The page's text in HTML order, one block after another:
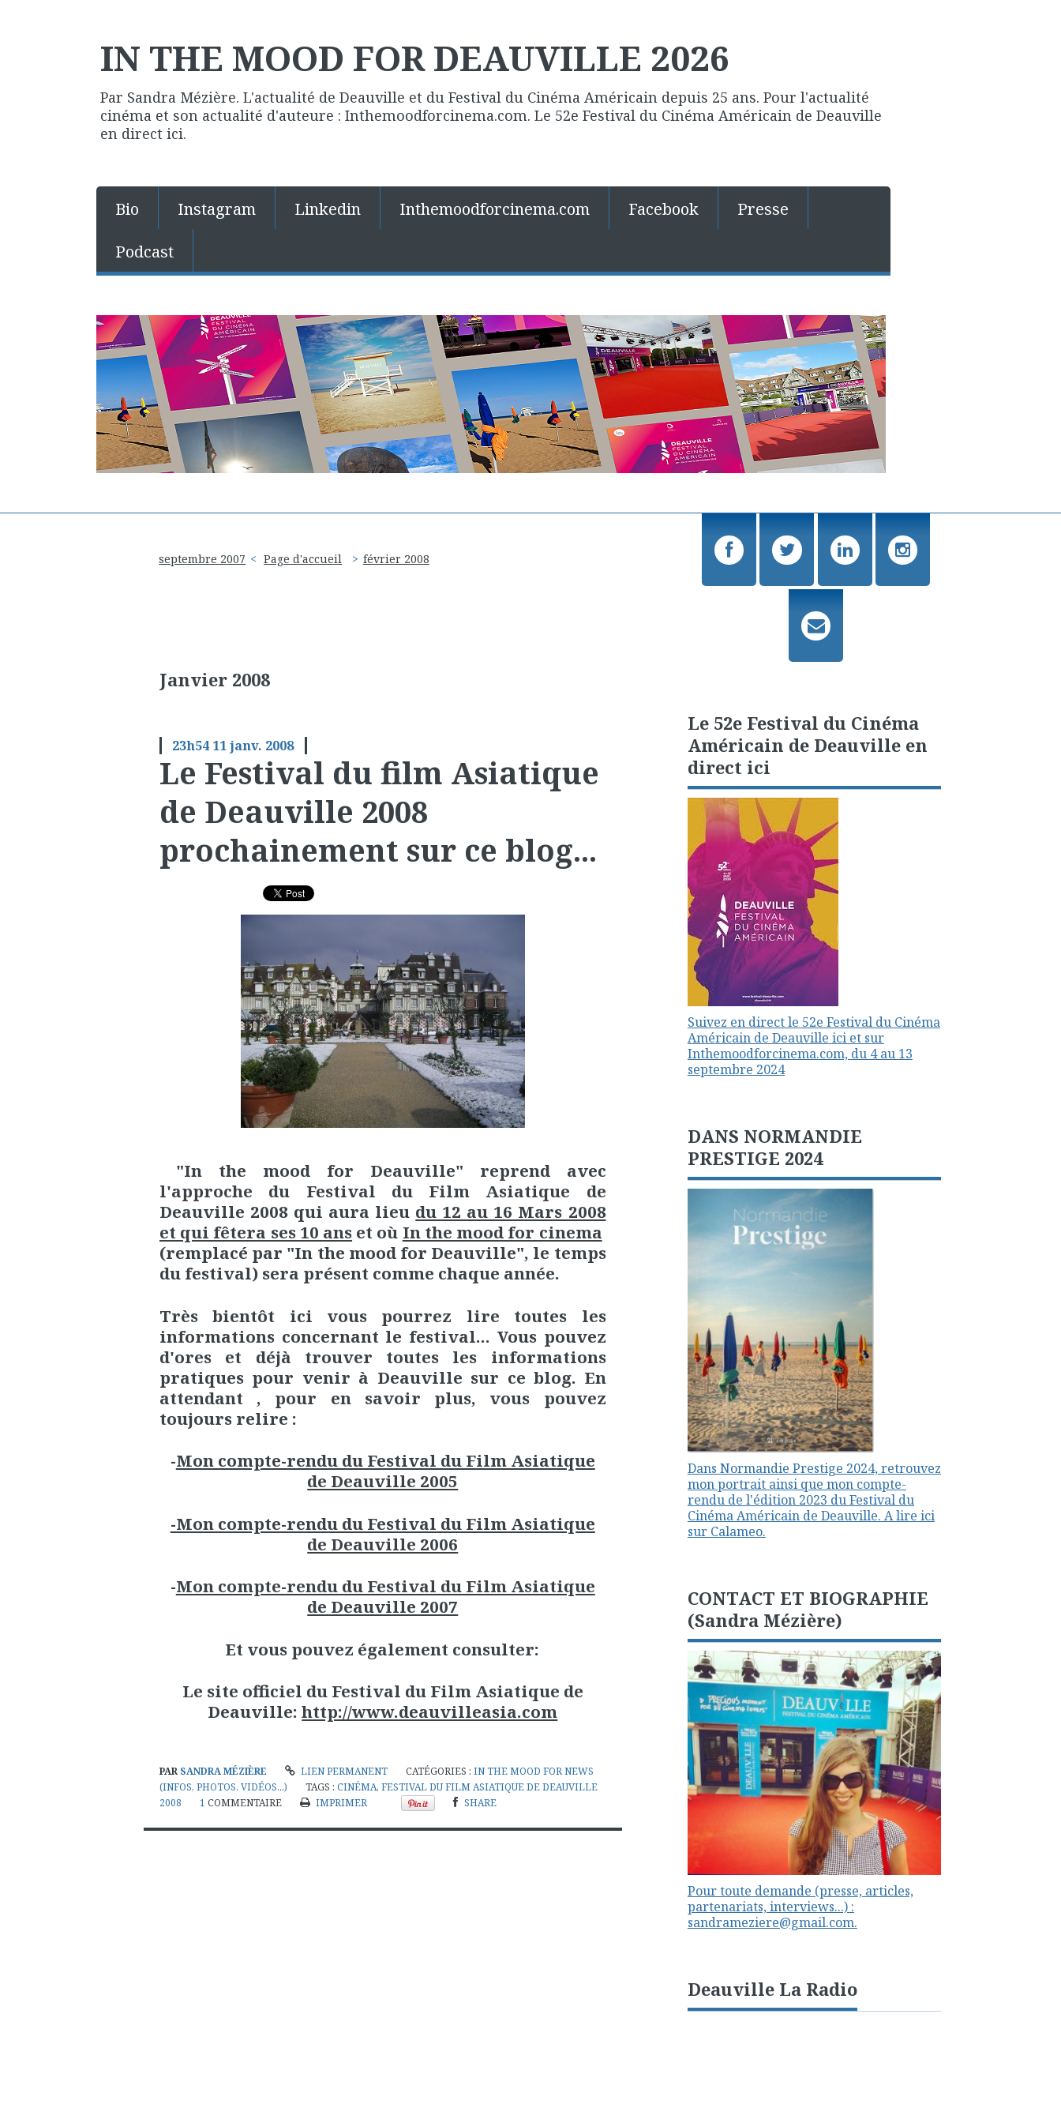
IN THE MOOD FOR DEAUVILLE 2026
Par Sandra Mézière. L'actualité de Deauville et du Festival du Cinéma Américain depuis 25 ans. Pour l'actualité
cinéma et son actualité d'auteure : Inthemoodforcinema.com. Le 52e Festival du Cinéma Américain de Deauville
en direct ici.
Bio Instagram Linkedin Inthemoodforcinema.com Facebook
Presse
Podcast
septembre 2007 Page d'accueil février 2008
Janvier 2008
23h54 11janv. 2008
Le Festival du film Asiatique
de Deauville 2008
prochainement sur ce blog...
"In the mood for Deauville" reprend avec
l'approche du Festival du Film Asiatique de
Deauville 2008 qui aura lieu du 12 au 16 Mars 2008
et qui fêtera ses 10 ans et où In the mood for cinema
(remplacé par "In the mood for Deauville", le temps
du festival) sera présent comme chaque année.
Très bientôt ici vous pourrez lire toutes les
informations concernant le festival... Vous pouvez
d'ores et déjà trouver toutes les informations
pratiques pour venir à Deauville sur ce blog. En
attendant , pour en savoir plus, vous pouvez
toujours relire :
-Mon compte-rendu du Festival du Film Asiatique
de Deauville 2005
-Mon compte-rendu du Festival du Film Asiatique
de Deauville 2006
-Mon compte-rendu du Festival du Film Asiatique
de Deauville 2007
Et vous pouvez également consulter:
Le site officiel du Festival du Film Asiatique de
Deauville: http://www.deauvilleasia.com
PAR SANDRA MÉZIÈRE LIEN PERMANENT CATÉGORIES :IN THE MOOD FOR NEWS
(INFOS, PHOTOS, VIDÉOS...)
TAGS : CINÉMA, FESTIVAL DU FILM ASIATIQUE DE DEAUVILLE
2008
1 COMMENTAIRE IMPRIMER SHARE
Le 52e Festival du Cinéma
Américain de Deauville en
direct ici
Suivez en direct le 52e Festival du Cinéma
Américain de Deauville ici et sur
Inthemoodforcinema.com, du 4 au 13
septembre 2024
DANS NORMANDIE
PRESTIGE 2024
Dans Normandie Prestige 2024, retrouvez
mon portrait ainsi que mon compte-
rendu de l'édition 2023 du Festival du
Cinéma Américain de Deauville. A lire ici
sur Calameo.
CONTACT ET BIOGRAPHIE
(Sandra Mézière)
Pour toute demande (presse, articles,
partenariats, interviews...) :
sandrameziere@gmail.com.
Deauville La Radio